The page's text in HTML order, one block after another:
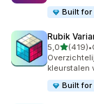
Built for
Rubik
5,0van 5
(419)
419 •
kleurstalen
Built for